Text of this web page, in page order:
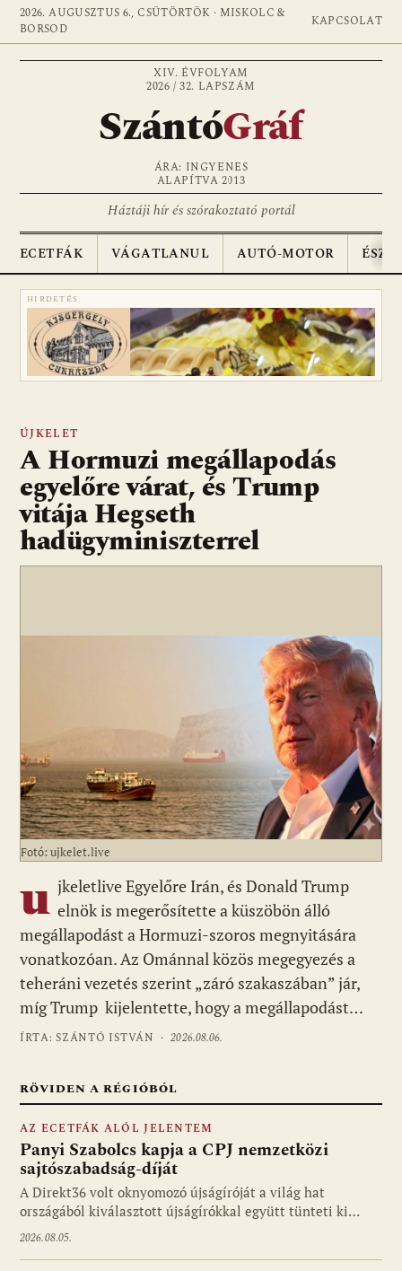
2026. AUGUSZTUS 6., CSÜTÖRTÖK · MISKOLC &
BORSOD
KAPCSOLAT
XIV. ÉVFOLYAM
2026 / 32. LAPSZÁM
SzántóGráf
ÁRA: INGYENES
ALAPÍTVA 2013
Háztáji hír és szórakoztató portál
ECETFÁK VÁGATLANUL AUTÓ-MOTOR
HIRDETÉS
ÚJKELET
A Hormuzi megállapodás
egyelőre várat, és Trump
vitája Hegseth
hadügyminiszterrel
Fotó: ujkelet.live
u jkeletlive Egyelőre Irán, és Donald Trump
elnök is megerősítette a küszöbön álló
megállapodást a Hormuzi-szoros megnyitására
vonatkozóan. Az Ománnal közös megegyezés a
teheráni vezetés szerint „záró szakaszában” jár,
míg Trump kijelentette, hogy a megállapodást…
ÍRTA: SZÁNTÓ ISTVÁN ·2026.08.06.
RÖVIDEN A RÉGIÓBÓL
AZ ECETFÁK ALÓL JELENTEM
Panyi Szabolcs kapja a CPJ nemzetközi
sajtószabadság-díját
A Direkt36 volt oknyomozó újságíróját a világ hat
országából kiválasztott újságírókkal együtt tünteti ki…
2026.08.05.